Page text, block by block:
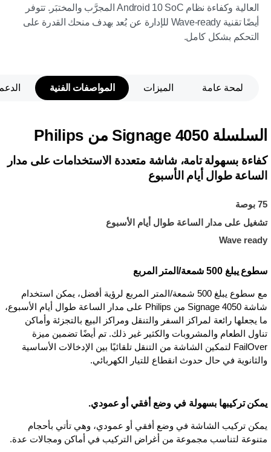
العالية وكفاءة نظام Android 10 SoC المجرَّب والمختبَر. تتوفر
أيضًا تقنية Wave-ready للإدارة عن بُعد بهدف منحك القدرة على
التحكم بشكل كامل.
لمحة عامة الميزات المواصفات الفنية
السلسلة Signage 4050 من Philips
كفاءة بسهولة تامة، شاشة متعددة الاستخدامات على مدار
الساعة طوال أيام الأسبوع
75 بوصة
تشغيل على مدار الساعة طوال أيام الأسبوع
Wave ready
سطوع يبلغ 500 شمعة/المتر المربع
مع سطوع يبلغ 500 شمعة/المتر المربع لرؤية أفضل، يمكن استخدام
شاشة Signage 4050 من Philips على مدار الساعة طوال أيام الأسبوع،
ما يجعلها رائعة لمراكز السفر والتنقل ومراكز البيع بالتجزئة وأماكن
تناول الطعام والمشروبات والكثير غير ذلك. تم أيضًا تضمين ميزة
FailOver لتمكين الشاشة من التنقل تلقائيًا بين الإدخالات الأساسية
والثانوية في حال حدوث انقطاع للتيار الكهربائي.
يمكن تركيبها بسهولة في وضع أفقي أو عمودي.
يمكن تركيب الشاشة في وضع أفقي أو عمودي، وهي تأتي بأحجام
متنوعة لتناسب مجموعة من أغراض التركيب في أماكن ومجالات عدة.